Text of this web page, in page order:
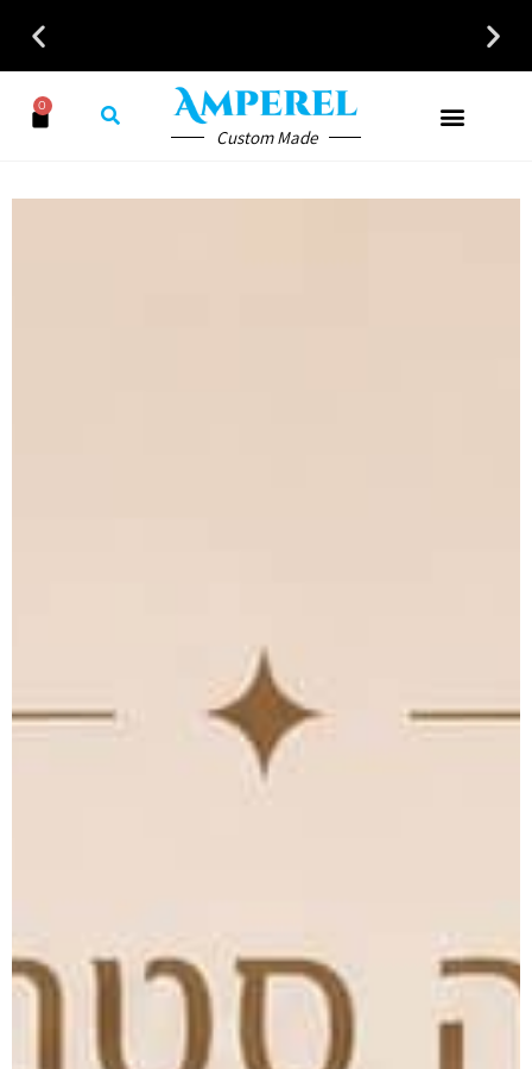
כל פתרונות האוורור והחימום במקום אחד לבית לעסק ולמשרד
Custom Made
0